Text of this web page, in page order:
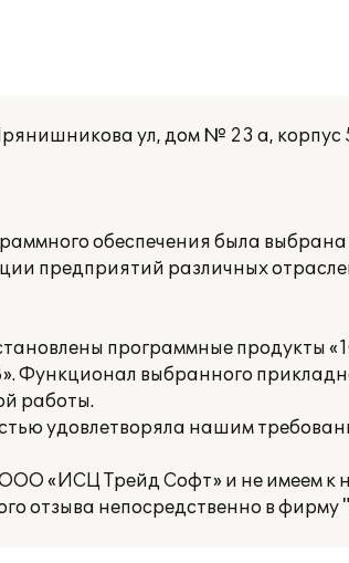
ул, дом № 23 а, корпус
обеспечения была
предприятий различных
программные продукты
Функционал выбранного
работы.
удовлетворяла нашим
«ИСЦ Трейд Софт» и не имеем к
отзыва непосредственно в фирму